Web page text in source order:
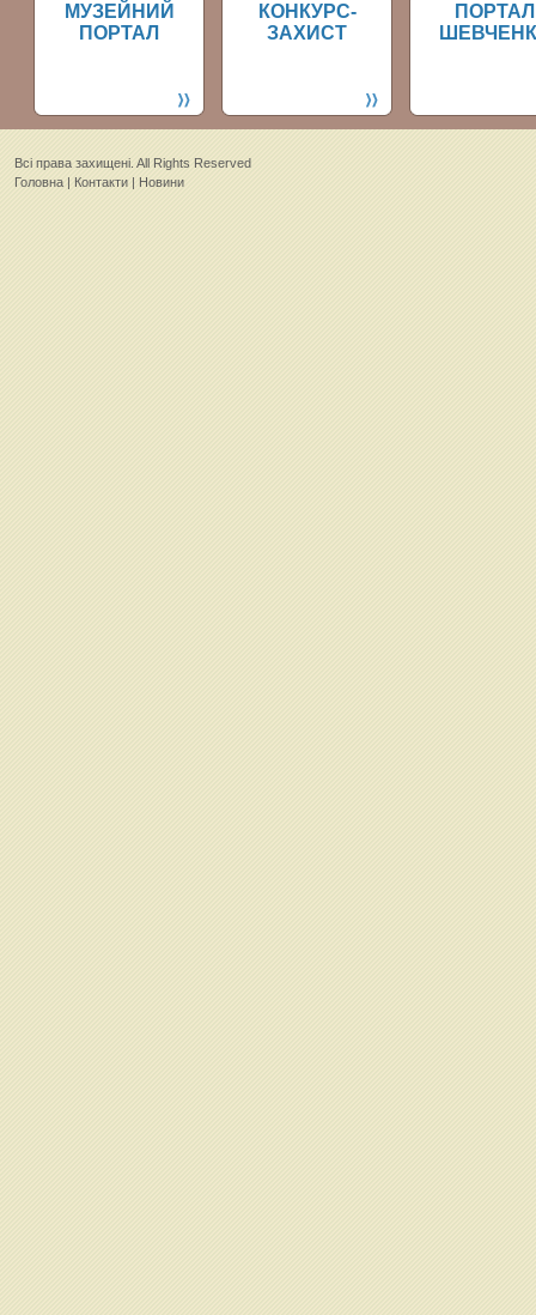
МУЗЕЙНИЙ
ПОРТАЛ
КОНКУРС-
ЗАХИСТ
ПОРТАЛ
Всi права захищенi. All Rights Reserved
Головна | Контакти | Новини